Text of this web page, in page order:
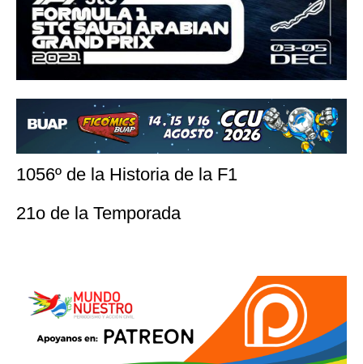
1056º de la Historia de la F1
21o de la Temporada